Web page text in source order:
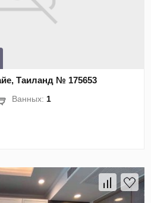
Таиланд № 175653
Ванных: 1